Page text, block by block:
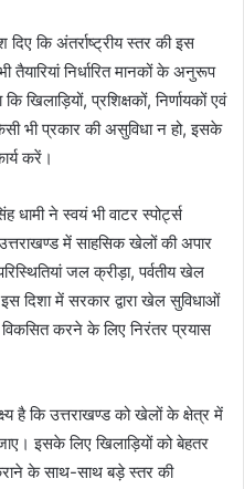
दिए कि अंतर्राष्ट्रीय स्तर की इस
निर्धारित मानकों के अनुरूप
खिलाड़ियों, प्रशिक्षकों, निर्णायकों एवं
भी प्रकार की असुविधा न हो, इसके
करें।
धामी ने स्वयं भी वाटर स्पोर्ट्स
में साहसिक खेलों की अपार
जल क्रीड़ा, पर्वतीय खेल
में सरकार द्वारा खेल सुविधाओं
करने के लिए निरंतर प्रयास
है कि उत्तराखण्ड को खेलों के क्षेत्र में
इसके लिए खिलाड़ियों को बेहतर
के साथ-साथ बड़े स्तर की